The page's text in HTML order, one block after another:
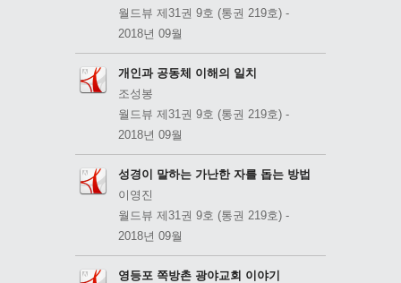
월드뷰 제31권 9호 (통권 219호) -
2018년 09월
개인과 공동체 이해의 일치
조성봉
월드뷰 제31권 9호 (통권 219호) -
2018년 09월
성경이 말하는 가난한 자를 돕는 방법
이영진
월드뷰 제31권 9호 (통권 219호) -
2018년 09월
영등포 쪽방촌 광야교회 이야기